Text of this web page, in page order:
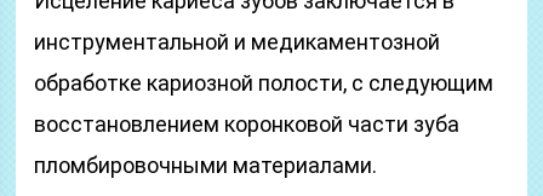
инструментальной и медикаментозной
обработке кариозной полости, с следующим
восстановлением коронковой части зуба
пломбировочными материалами.